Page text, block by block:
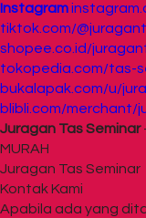
Instagram
tiktok.com/
shopee.co.id/
tokopedia.com/tas-
bukalapak.com/u/
blibli.com/merchant/
Juragan Tas Seminar
MURAH
Juragan Tas Seminar
Kontak Kami
Apabila ada yang